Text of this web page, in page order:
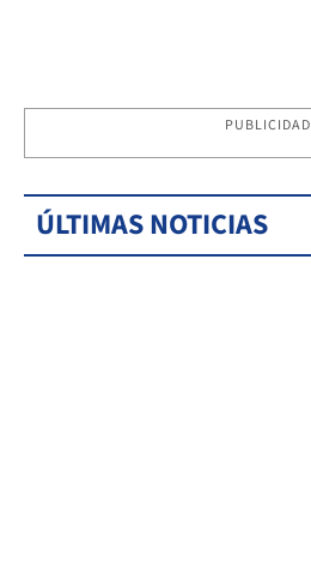
PUBLICIDAD
ÚLTIMAS NOTICIAS